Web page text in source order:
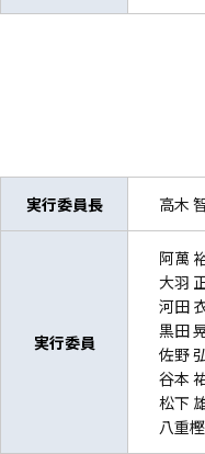
実行委員長 高木
実行委員
阿萬
大羽
河田
黒田
佐野
谷本
松下
八重